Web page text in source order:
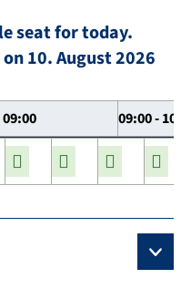
seat for today.
10. August 2026
09:00 -